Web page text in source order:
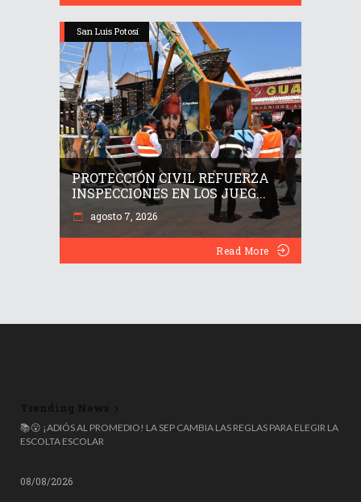
San Luis Potosí
PROTECCIÓN CIVIL REFUERZA
INSPECCIONES EN LOS JUEG...
agosto 7, 2026
Read More
📚😮 ¡ADIÓS AL PROMEDIO! LA SEP CAMBIA LAS REGLAS PARA ELEGIR LA
ESCOLTA ESCOLAR
📝 UNAM CANCELA CONTRATO CON TERRITORIUM LIFE Y APLICARÁ
TRES AUDITORÍAS TRAS ESCÁNDALO DE TRAMPAS EN EXAMEN DE
08/08/2026